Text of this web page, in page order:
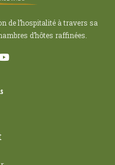
de l’hospitalité à travers sa
d’hôtes raffinées.